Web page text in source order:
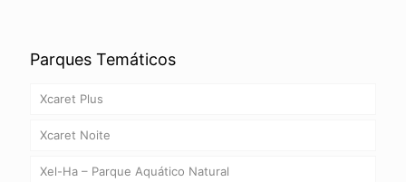
Parques Temáticos
Xcaret Plus
Xcaret Noite
Xel-Ha – Parque Aquático Natural